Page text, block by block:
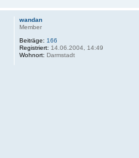
wandan
Member
Beiträge: 166
Registriert: 14.06.2004, 14:49
Wohnort: Darmstadt